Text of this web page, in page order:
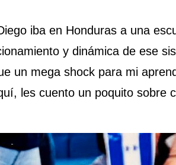
iba en Honduras a una
y dinámica de ese
un mega shock para mi
les cuento un poquito sobre